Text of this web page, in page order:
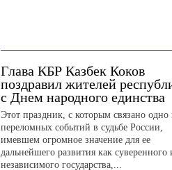
Глава КБР Казбек Коков
поздравил жителей
с Днем народного единства
Этот праздник, с которым связано одно
переломных событий в судьбе России,
имевшем огромное значение для ее
дальнейшего развития как суверенного
независимого государства,...